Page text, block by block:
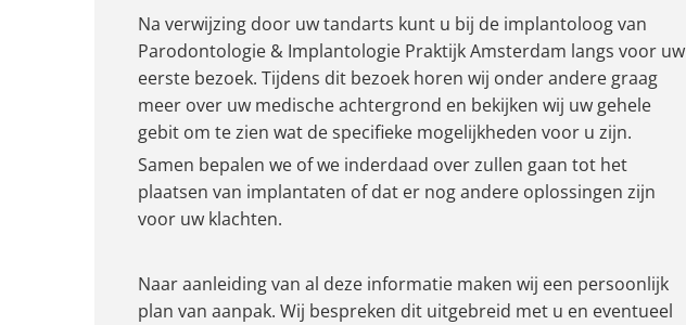
Na verwijzing door uw tandarts kunt u bij de implantoloog van
Parodontologie & Implantologie Praktijk Amsterdam langs voor uw
eerste bezoek. Tijdens dit bezoek horen wij onder andere graag
meer over uw medische achtergrond en bekijken wij uw gehele
gebit om te zien wat de specifieke mogelijkheden voor u zijn.
Samen bepalen we of we inderdaad over zullen gaan tot het
plaatsen van implantaten of dat er nog andere oplossingen zijn
voor uw klachten.
Naar aanleiding van al deze informatie maken wij een persoonlijk
plan van aanpak. Wij bespreken dit uitgebreid met u en eventueel